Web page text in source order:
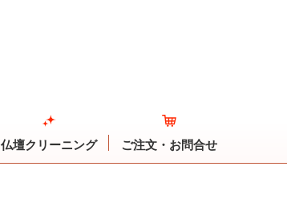
仏壇クリーニング ご注文・お問合せ